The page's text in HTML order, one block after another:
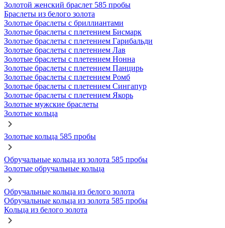
Золотой женский браслет 585 пробы
Браслеты из белого золота
Золотые браслеты с бриллиантами
Золотые браслеты с плетением Бисмарк
Золотые браслеты с плетением Гарибальди
Золотые браслеты с плетением Лав
Золотые браслеты с плетением Нонна
Золотые браслеты с плетением Панцирь
Золотые браслеты с плетением Ромб
Золотые браслеты с плетением Сингапур
Золотые браслеты с плетением Якорь
Золотые мужские браслеты
Золотые кольца
Золотые кольца 585 пробы
Обручальные кольца из золота 585 пробы
Золотые обручальные кольца
Обручальные кольца из белого золота
Обручальные кольца из золота 585 пробы
Кольца из белого золота